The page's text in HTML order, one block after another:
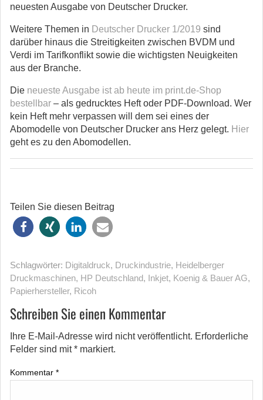
neuesten Ausgabe von Deutscher Drucker.
Weitere Themen in Deutscher Drucker 1/2019 sind
darüber hinaus die Streitigkeiten zwischen BVDM und
Verdi im Tarifkonflikt sowie die wichtigsten Neuigkeiten
aus der Branche.
Die neueste Ausgabe ist ab heute im print.de-Shop
bestellbar – als gedrucktes Heft oder PDF-Download. Wer
kein Heft mehr verpassen will dem sei eines der
Abomodelle von Deutscher Drucker ans Herz gelegt. Hier
geht es zu den Abomodellen.
Teilen Sie diesen Beitrag
Schlagwörter: Digitaldruck, Druckindustrie, Heidelberger
Druckmaschinen, HP Deutschland, Inkjet, Koenig & Bauer AG,
Papierhersteller, Ricoh
Schreiben Sie einen Kommentar
Ihre E-Mail-Adresse wird nicht veröffentlicht. Erforderliche
Felder sind mit* markiert.
Kommentar *